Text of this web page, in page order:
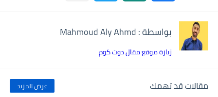
بواسطة : Mahmoud Aly Ahmd
زيارة موقع مقال دوت كوم
مقالات قد تهمك عرض المزيد